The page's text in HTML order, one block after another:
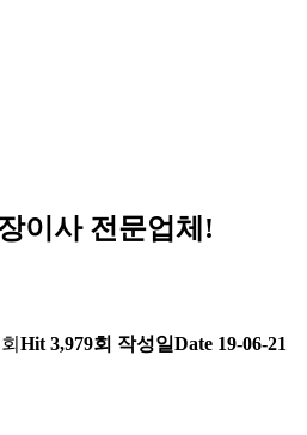
이사 전문업체!
Hit 3,979회 작성일Date 19-06-21